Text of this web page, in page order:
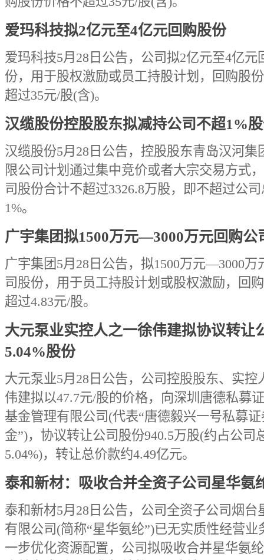
爱玛科技拟2亿元至4亿元回购股份
爱玛科技5月28日公告，公司拟2亿元至4亿元
份，用于股权激励或员工持股计划，回购股
超过35元/股(含)。
汉缆股份控股股东拟减持公司不超1%
汉缆股份5月28日公告，控股股东青岛汉河集
限公司计划通过集中竞价或者大宗交易方式
司股份合计不超过3326.8万股，即不超过公
1%。
广宇集团拟1500万元—3000万元回购公
广宇集团5月28日公告，拟1500万元—3000万
司股份，用于员工持股计划或股权激励，回
超过4.83元/股。
大元泵业实控人之一徐伟建拟协议转让
5.04%股份
大元泵业5月28日公告，公司控股股东、实控
伟建拟以47.7元/股的价格，向深圳唐德私募
基金管理有限公司(代表“唐德毅兴一号私募
金”)，协议转让公司股份940.5万股(约占公司
5.04%)，转让总价款约4.49亿元。
泰和新材：吸收合并全资子公司星华氨
泰和新材5月28日公告，公司全资子公司烟台
有限公司(简称“星华氨纶”)已无实质性经营业
一步优化资源配置，公司拟吸收合并星华氨